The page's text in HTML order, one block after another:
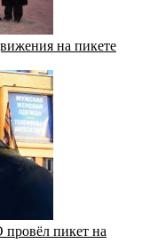
на пикете
пикет на